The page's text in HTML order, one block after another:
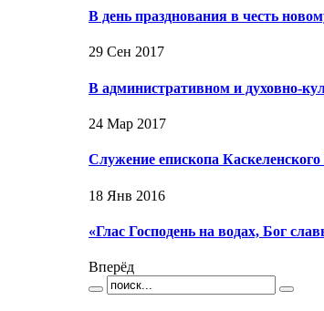
В день празднования в честь
29 Сен 2017
В административном и духовно-
24 Мар 2017
Служение епископа
18 Янв 2016
«Глас Господень на водах, Бог
Вперёд